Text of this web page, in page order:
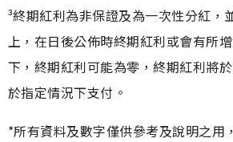
³終期紅利為非保證及為一次性分紅，
上，在日後公佈時終期紅利或會有所
下，終期紅利可能為零，終期紅利將
於指定情況下支付。
*所有資料及數字僅供參考及說明之用